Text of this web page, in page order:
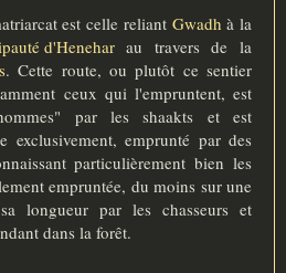
est celle reliant Gwadh à la
d'Heneharau travers de la
. Cette route, ou plutôt ce sentier
ceux qui l'empruntent, est
par les shaakts et est
exclusivement, emprunté par des
particulièrement bien les
empruntée, du moins sur une
longueur par les chasseurs et
dans la forêt.